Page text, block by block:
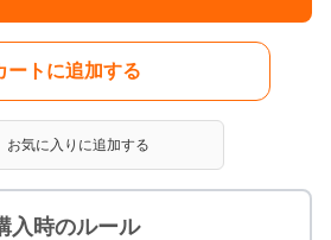
ートに追加する
お気に入りに追加する
入時のルール